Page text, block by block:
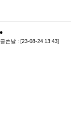
글쓴날 : [23-08-24 13:43]